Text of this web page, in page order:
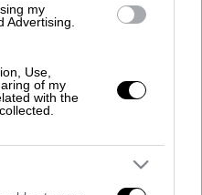
my
Advertising.
Use,
of my
with the
σε αντίστοιχο
ανακοίνωση της
του ύψους της
δημοσιότητα
και η ζημιά που
αλλά και το